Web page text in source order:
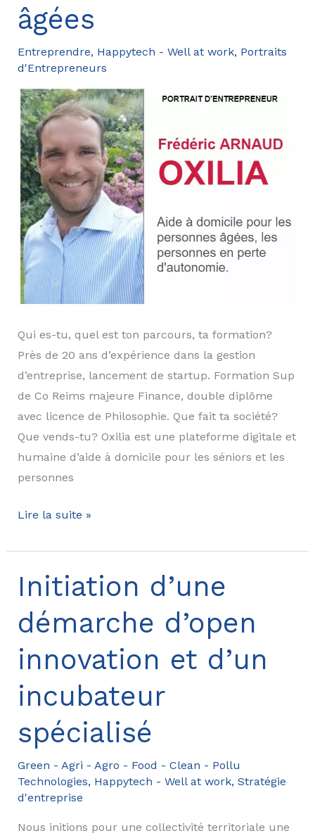
âgées
Entreprendre, Happytech - Well at work, Portraits
d'Entrepreneurs
Qui es-tu, quel est ton parcours, ta formation?
Près de 20 ans d’expérience dans la gestion
d’entreprise, lancement de startup. Formation Sup
de Co Reims majeure Finance, double diplôme
avec licence de Philosophie. Que fait ta société?
Que vends-tu? Oxilia est une plateforme digitale et
humaine d’aide à domicile pour les séniors et les
personnes
Portrait
Frédéric
ARNAUD,
Oxilia,
aide
à
domicile
personnes
Lire la suite »
Initiation d’une
démarche d’open
innovation et d’un
incubateur
spécialisé
Green - Agri - Agro - Food - Clean - Pollu
Technologies, Happytech - Well at work, Stratégie
d'entreprise
Nous initions pour une collectivité territoriale une